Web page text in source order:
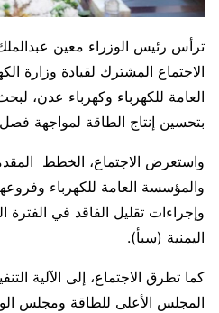
ترأس رئيس الوزراء معين
الاجتماع المشترك لقيادة وزارة
العامة للكهرباء وكهرباء عدن،
بتحسين إنتاج الطاقة لمواجهة
واستعرض الاجتماع، الخطط
والمؤسسة العامة للكهرباء
وإجراءات تقليل الفاقد في الفترة
اليمنية (سبأ).
كما تطرق الاجتماع، إلى الآلية
المجلس الأعلى للطاقة ومجلس